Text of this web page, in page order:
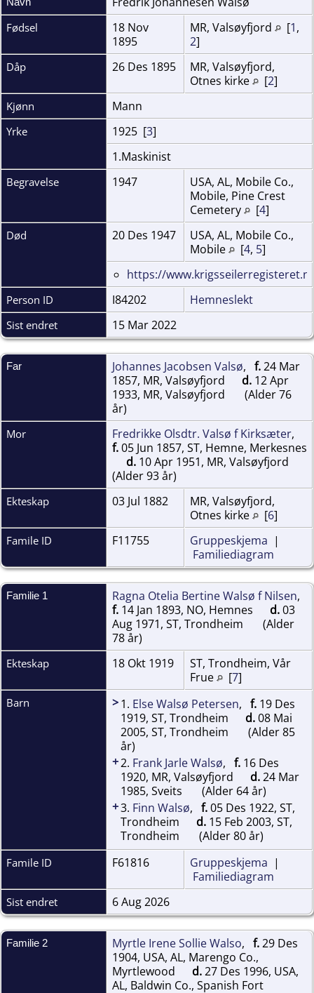
Fødsel
18 Nov
1895
MR, Valsøyfjord [1,
2]
Dåp 26 Des 1895
MR, Valsøyfjord,
Otnes kirke
[2]
Kjønn Mann
Yrke 1925 [3]
1.Maskinist
Begravelse 1947
USA, AL, Mobile Co.,
Mobile, Pine Crest
Cemetery
[4]
Død 20 Des 1947
USA, AL, Mobile Co.,
Mobile
[4, 5]
https://
Person ID I84202 Hemneslekt
Sist endret 15 Mar 2022
Far Johannes Jacobsen Valsø, f.24 Mar
1857, MR, Valsøyfjord
d. 12 Apr
1933, MR, Valsøyfjord
(Alder 76
år)
Mor Fredrikke Olsdtr. Valsø f Kirksæter,
f.05 Jun 1857, ST, Hemne, Merkesnes
d. 10 Apr 1951, MR, Valsøyfjord
(Alder 93 år)
Ekteskap 03 Jul 1882
MR, Valsøyfjord,
Otnes kirke
[6]
Famile ID F11755 Gruppeskjema |
Familiediagram
Familie 1 Ragna Otelia Bertine Walsø f Nilsen,
f. 14 Jan 1893, NO, Hemnes d.03
Aug 1971, ST, Trondheim
(Alder
78 år)
Ekteskap 18 Okt 1919
ST, Trondheim, Vår
Frue
[7]
Barn >1. Else Walsø Petersen, f. 19 Des
1919, ST, Trondheim
d.08 Mai
2005, ST, Trondheim
(Alder 85
år)
+2. Frank Jarle Walsø, f. 16 Des
1920, MR, Valsøyfjord
d.24 Mar
1985, Sveits
(Alder 64 år)
+3. Finn Walsø, f.05 Des 1922, ST,
Trondheim
d. 15 Feb 2003, ST,
Trondheim
(Alder 80 år)
Famile ID F61816 Gruppeskjema |
Familiediagram
Sist endret 6 Aug 2026
Familie 2 Myrtle Irene Sollie Walso, f.29 Des
1904, USA, AL, Marengo Co.,
Myrtlewood
d.27 Des 1996, USA,
AL, Baldwin Co., Spanish Fort